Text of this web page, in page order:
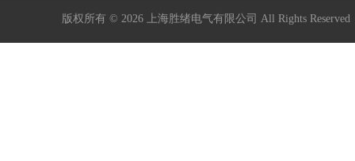
版权所有 © 2026 上海胜绪电气有限公司 All Rights